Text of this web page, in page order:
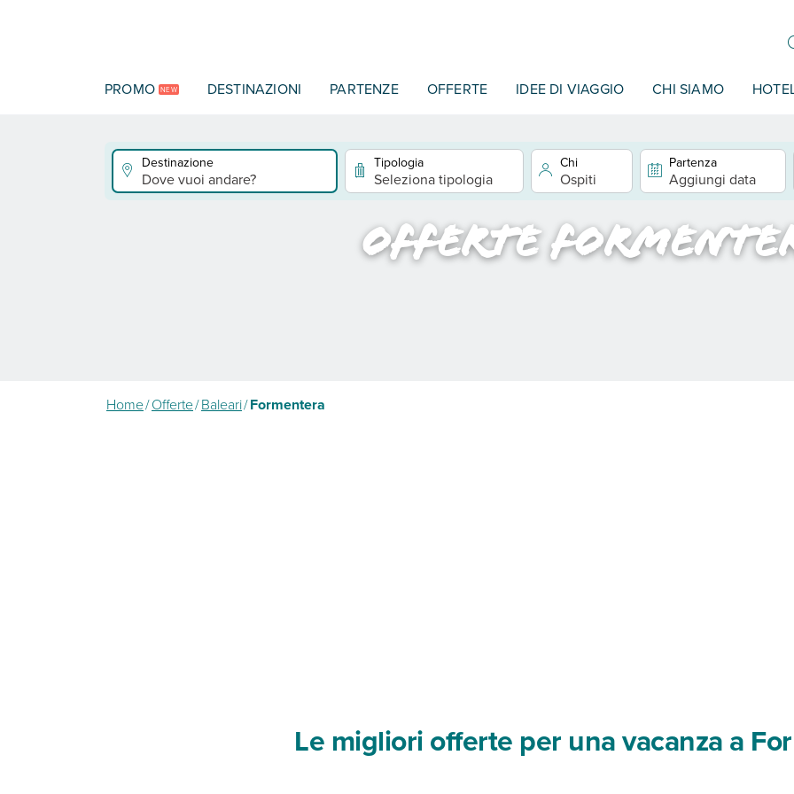
PROMO NEW DESTINAZIONI PARTENZE OFFERTE IDEE DI VIAGGIO CHI SIAMO
Destinazione
Dove vuoi andare?
Tipologia
Seleziona tipologia
Chi
Ospiti
Partenza
Aggiungi data
Offerte
Home/Offerte/Baleari/Formentera
Le migliori offerte per una vacanza a